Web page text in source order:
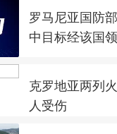
罗马尼亚国防
中目标经该国
克罗地亚两列
人受伤